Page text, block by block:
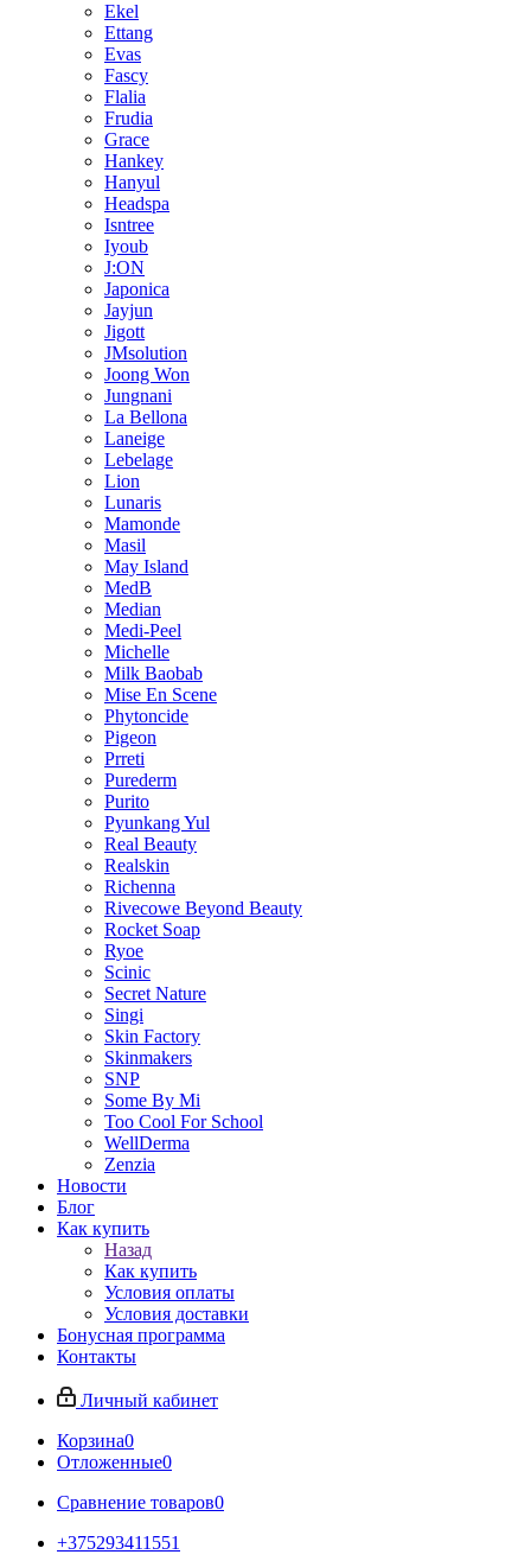
Ekel
Ettang
Evas
Fascy
Flalia
Frudia
Grace
Hankey
Hanyul
Headspa
Isntree
Iyoub
J:ON
Japonica
Jayjun
Jigott
JMsolution
Joong Won
Jungnani
La Bellona
Laneige
Lebelage
Lion
Lunaris
Mamonde
Masil
May Island
MedB
Median
Medi-Peel
Michelle
Milk Baobab
Mise En Scene
Phytoncide
Pigeon
Prreti
Purederm
Purito
Pyunkang Yul
Real Beauty
Realskin
Richenna
Rivecowe Beyond Beauty
Rocket Soap
Ryoe
Scinic
Secret Nature
Singi
Skin Factory
Skinmakers
SNP
Some By Mi
Too Cool For School
WellDerma
Zenzia
Новости
Блог
Как купить
Назад
Как купить
Условия оплаты
Условия доставки
Бонусная программа
Контакты
Личный кабинет
Корзина0
Отложенные0
Сравнение товаров0
+375293411551